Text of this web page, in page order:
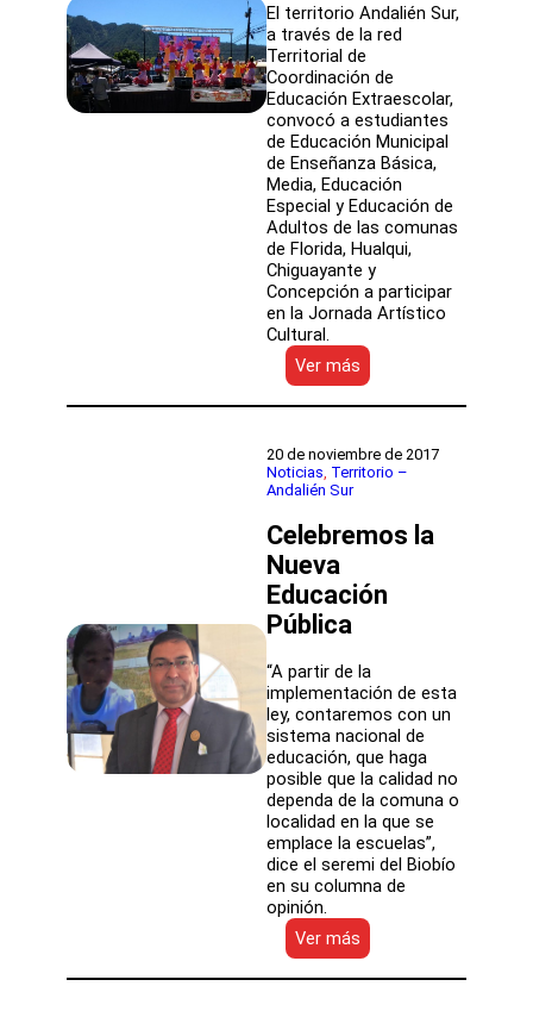
El territorio Andalién Sur,
a través de la red
Territorial de
Coordinación de
Educación Extraescolar,
convocó a estudiantes
de Educación Municipal
de Enseñanza Básica,
Media, Educación
Especial y Educación de
Adultos de las comunas
de Florida, Hualqui,
Chiguayante y
Concepción a participar
en la Jornada Artístico
Cultural.
Ver más
Encuentro
del
de
anticipación
música,
y
cultura
20 de noviembre de 2017
Noticias Territorio –
Andalién Sur
Celebremos la
Nueva
Educación
Pública
“A partir de la
implementación de esta
ley, contaremos con un
sistema nacional de
educación, que haga
posible que la calidad no
dependa de la comuna o
localidad en la que se
emplace la escuelas”,
dice el seremi del Biobío
en su columna de
opinión.
Ver más
Celebremos
la